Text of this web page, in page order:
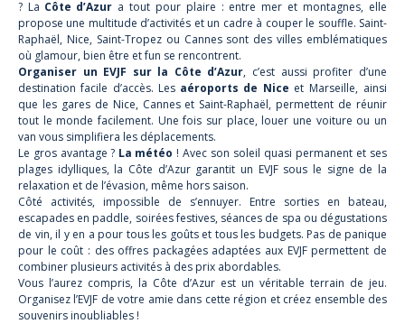
? La Côte d’Azur a tout pour plaire : entre mer et montagnes, elle
propose une multitude d’activités et un cadre à couper le souffle. Saint-
Raphaël, Nice, Saint-Tropez ou Cannes sont des villes emblématiques
où glamour, bien être et fun se rencontrent.
Organiser un EVJF sur la Côte d’Azur, c’est aussi profiter d’une
destination facile d’accès. Les aéroports de Nice et Marseille, ainsi
que les gares de Nice, Cannes et Saint-Raphaël, permettent de réunir
tout le monde facilement. Une fois sur place, louer une voiture ou un
van vous simplifiera les déplacements.
Le gros avantage ? La météo ! Avec son soleil quasi permanent et ses
plages idylliques, la Côte d’Azur garantit un EVJF sous le signe de la
relaxation et de l’évasion, même hors saison.
Côté activités, impossible de s’ennuyer. Entre sorties en bateau,
escapades en paddle, soirées festives, séances de spa ou dégustations
de vin, il y en a pour tous les goûts et tous les budgets. Pas de panique
pour le coût : des offres packagées adaptées aux EVJF permettent de
combiner plusieurs activités à des prix abordables.
Vous l’aurez compris, la Côte d’Azur est un véritable terrain de jeu.
Organisez l’EVJF de votre amie dans cette région et créez ensemble des
souvenirs inoubliables !